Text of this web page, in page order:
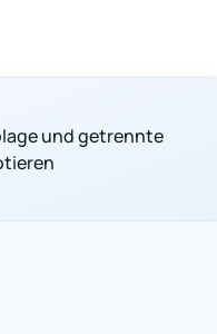
und getrennte